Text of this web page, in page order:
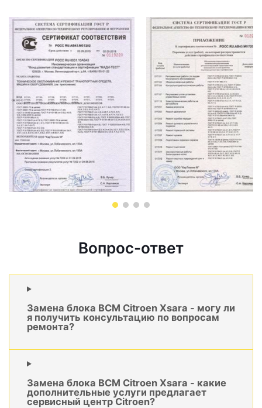
Вопрос-ответ
Замена блока BCM Citroen Xsara - могу ли
я получить консультацию по вопросам
ремонта?
Замена блока BCM Citroen Xsara - какие
дополнительные услуги предлагает
сервисный центр Citroen?